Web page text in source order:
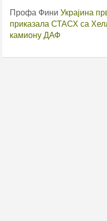
Профа Фини Украјина
приказала СТАСХ са
камиону ДАФ